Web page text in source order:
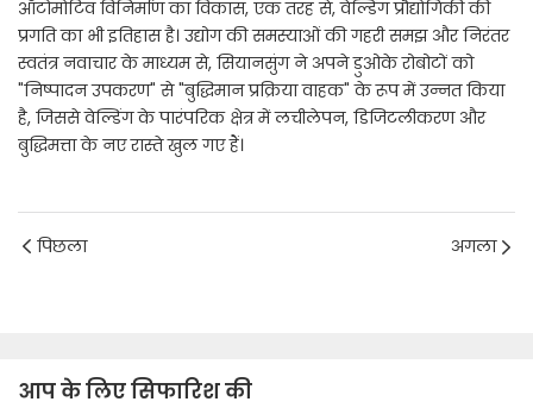
ऑटोमोटिव विनिर्माण का विकास, एक तरह से, वेल्डिंग प्रौद्योगिकी की
प्रगति का भी इतिहास है। उद्योग की समस्याओं की गहरी समझ और निरंतर
स्वतंत्र नवाचार के माध्यम से, सियानसुंग ने अपने डुओके रोबोटों को
"निष्पादन उपकरण" से "बुद्धिमान प्रक्रिया वाहक" के रूप में उन्नत किया
है, जिससे वेल्डिंग के पारंपरिक क्षेत्र में लचीलेपन, डिजिटलीकरण और
बुद्धिमत्ता के नए रास्ते खुल गए हैं।
पिछला अगला
आप के लिए सिफारिश की